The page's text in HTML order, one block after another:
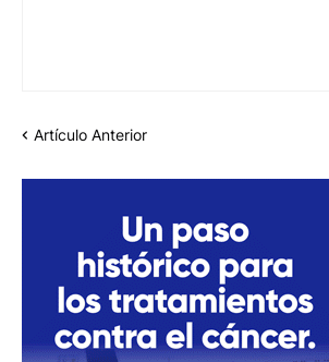
Artículo Anterior